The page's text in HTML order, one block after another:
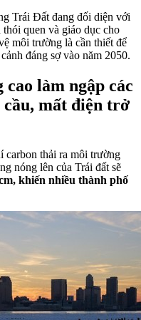
Trái Đất đang đối diện với
quen và giáo dục cho
môi trường là cần thiết để
đáng sợ vào năm 2050.
làm ngập các
mất điện trở
carbon thải ra môi trường
nóng lên của Trái đất sẽ
khiến nhiều thành phố